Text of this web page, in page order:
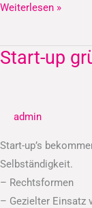
Weiterlesen »
Start-up
admin
Start-up’s
Selbständigkeit.
– Rechtsformen
– Gezielter Einsatz
Start-